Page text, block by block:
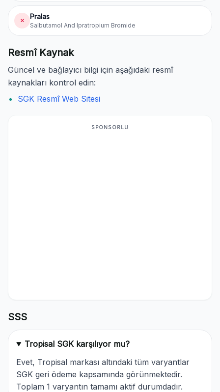
✗ Pralas
Salbutamol And Ipratropium Bromide
Resmî Kaynak
Güncel ve bağlayıcı bilgi için aşağıdaki resmî
kaynakları kontrol edin:
SGK Resmî Web Sitesi
SPONSORLU
SSS
Tropisal SGK karşılıyor mu?
Evet, Tropisal markası altındaki tüm varyantlar
SGK geri ödeme kapsamında görünmektedir.
Toplam 1 varyantın tamamı aktif durumdadır.